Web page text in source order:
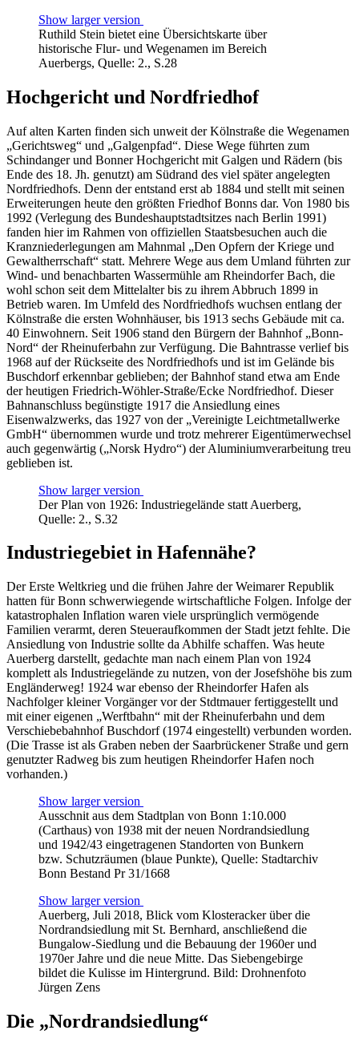
Show larger version
Ruthild Stein bietet eine Übersichtskarte über
historische Flur- und Wegenamen im Bereich
Auerbergs, Quelle: 2., S.28
Hochgericht und Nordfriedhof
Auf alten Karten finden sich unweit der Kölnstraße die Wegenamen
„Gerichtsweg“ und „Galgenpfad“. Diese Wege führten zum
Schindanger und Bonner Hochgericht mit Galgen und Rädern (bis
Ende des 18. Jh. genutzt) am Südrand des viel später angelegten
Nordfriedhofs. Denn der entstand erst ab 1884 und stellt mit seinen
Erweiterungen heute den größten Friedhof Bonns dar. Von 1980 bis
1992 (Verlegung des Bundeshauptstadtsitzes nach Berlin 1991)
fanden hier im Rahmen von offiziellen Staatsbesuchen auch die
Kranzniederlegungen am Mahnmal „Den Opfern der Kriege und
Gewaltherrschaft“ statt. Mehrere Wege aus dem Umland führten zur
Wind- und benachbarten Wassermühle am Rheindorfer Bach, die
wohl schon seit dem Mittelalter bis zu ihrem Abbruch 1899 in
Betrieb waren. Im Umfeld des Nordfriedhofs wuchsen entlang der
Kölnstraße die ersten Wohnhäuser, bis 1913 sechs Gebäude mit ca.
40 Einwohnern. Seit 1906 stand den Bürgern der Bahnhof „Bonn-
Nord“ der Rheinuferbahn zur Verfügung. Die Bahntrasse verlief bis
1968 auf der Rückseite des Nordfriedhofs und ist im Gelände bis
Buschdorf erkennbar geblieben; der Bahnhof stand etwa am Ende
der heutigen Friedrich-Wöhler-Straße/Ecke Nordfriedhof. Dieser
Bahnanschluss begünstigte 1917 die Ansiedlung eines
Eisenwalzwerks, das 1927 von der „Vereinigte Leichtmetallwerke
GmbH“ übernommen wurde und trotz mehrerer Eigentümerwechsel
auch gegenwärtig („Norsk Hydro“) der Aluminiumverarbeitung treu
geblieben ist.
Show larger version
Der Plan von 1926: Industriegelände statt Auerberg,
Quelle: 2., S.32
Industriegebiet in Hafennähe?
Der Erste Weltkrieg und die frühen Jahre der Weimarer Republik
hatten für Bonn schwerwiegende wirtschaftliche Folgen. Infolge der
katastrophalen Inflation waren viele ursprünglich vermögende
Familien verarmt, deren Steueraufkommen der Stadt jetzt fehlte. Die
Ansiedlung von Industrie sollte da Abhilfe schaffen. Was heute
Auerberg darstellt, gedachte man nach einem Plan von 1924
komplett als Industriegelände zu nutzen, von der Josefshöhe bis zum
Engländerweg! 1924 war ebenso der Rheindorfer Hafen als
Nachfolger kleiner Vorgänger vor der Stdtmauer fertiggestellt und
mit einer eigenen „Werftbahn“ mit der Rheinuferbahn und dem
Verschiebebahnhof Buschdorf (1974 eingestellt) verbunden worden.
(Die Trasse ist als Graben neben der Saarbrückener Straße und gern
genutzter Radweg bis zum heutigen Rheindorfer Hafen noch
vorhanden.)
Show larger version
Ausschnit aus dem Stadtplan von Bonn 1:10.000
(Carthaus) von 1938 mit der neuen Nordrandsiedlung
und 1942/43 eingetragenen Standorten von Bunkern
bzw. Schutzräumen (blaue Punkte), Quelle: Stadtarchiv
Bonn Bestand Pr 31/1668
Show larger version
Auerberg, Juli 2018, Blick vom Klosteracker über die
Nordrandsiedlung mit St. Bernhard, anschließend die
Bungalow-Siedlung und die Bebauung der 1960er und
1970er Jahre und die neue Mitte. Das Siebengebirge
bildet die Kulisse im Hintergrund. Bild: Drohnenfoto
Jürgen Zens
Die „Nordrandsiedlung“